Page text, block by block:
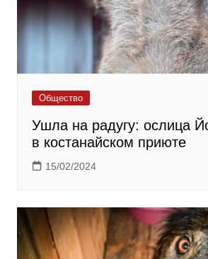
Общество
Ушла на радугу: ослица
в костанайском приюте
15/02/2024